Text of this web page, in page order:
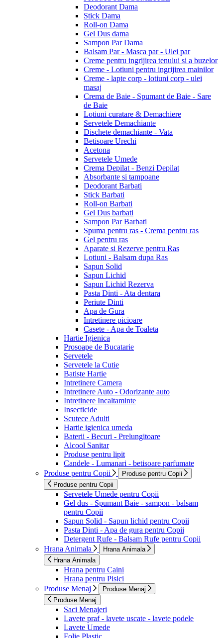
Deodorant Dama
Stick Dama
Roll-on Dama
Gel Dus dama
Sampon Par Dama
Balsam Par - Masca par - Ulei par
Creme pentru ingrijirea tenului si a buzelor
Creme - Lotiuni pentru ingrijirea mainilor
Creme - lapte corp - lotiuni corp - ulei
masaj
Crema de Baie - Spumant de Baie - Sare
de Baie
Lotiuni curatare & Demachiere
Servetele Demachiante
Dischete demachiante - Vata
Betisoare Urechi
Acetona
Servetele Umede
Crema Depilat - Benzi Depilat
Absorbante si tampoane
Deodorant Barbati
Stick Barbati
Roll-on Barbati
Gel Dus barbati
Sampon Par Barbati
Spuma pentru ras - Crema pentru ras
Gel pentru ras
Aparate si Rezerve pentru Ras
Lotiuni - Balsam dupa Ras
Sapun Solid
Sapun Lichid
Sapun Lichid Rezerva
Pasta Dinti - Ata dentara
Periute Dinti
Apa de Gura
Intretinere picioare
Casete - Apa de Toaleta
Hartie Igienica
Prosoape de Bucatarie
Servetele
Servetele la Cutie
Batiste Hartie
Intretinere Camera
Intretinere Auto - Odorizante auto
Intretinere Incaltaminte
Insecticide
Scutece Adulti
Hartie igienica umeda
Baterii - Becuri - Prelungitoare
Alcool Sanitar
Produse pentru lipit
Candele - Lumanari - betisoare parfumate
Produse pentru Copii
Produse pentru Copii
Produse pentru Copii
Servetele Umede pentru Copii
Gel dus - Spumant Baie - sampon - balsam
pentru Copii
Sapun Solid - Sapun lichid pentru Copii
Pasta Dinti - Apa de gura pentru Copii
Detergent Rufe - Balsam Rufe pentru Copii
Hrana Animala
Hrana Animala
Hrana Animala
Hrana pentru Caini
Hrana pentru Pisici
Produse Menaj
Produse Menaj
Produse Menaj
Saci Menajeri
Lavete praf - lavete uscate - lavete podele
Lavete Umede